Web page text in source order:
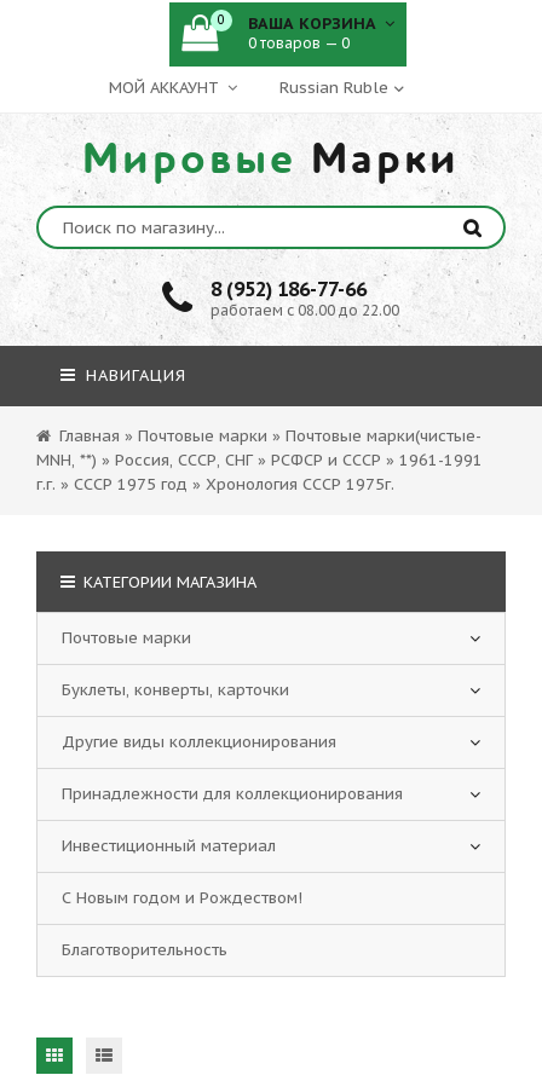
МОЙ АККАУНТ
Мировые Марки
8 (952) 186-77-66
работаем с 08.00 до 22.00
0 ВАША КОРЗИНА
0 товаров — 0
НАВИГАЦИЯ
Главная » Почтовые марки » Почтовые марки(чистые-
MNH, **) » Россия, СССР, СНГ » РСФСР и СССР » 1961-1991
г.г. » СССР 1975 год » Хронология СССР 1975г.
КАТЕГОРИИ МАГАЗИНА
Почтовые марки
Буклеты, конверты, карточки
Другие виды коллекционирования
Принадлежности для коллекционирования
Инвестиционный материал
С Новым годом и Рождеством!
Благотворительность